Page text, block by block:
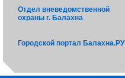
Отдел вневедомственной
охраны г. Балахна
Городской портал Балахна.РУ